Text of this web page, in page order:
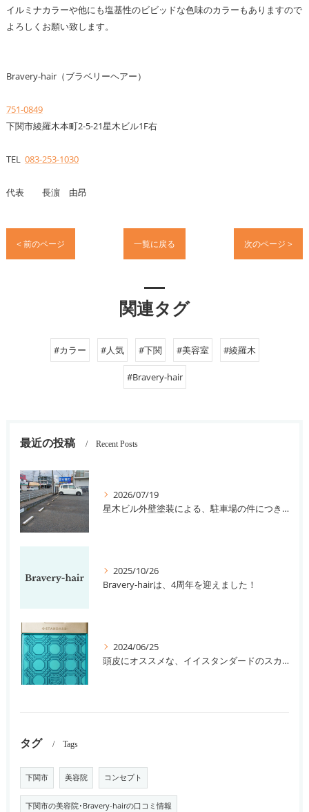
イルミナカラーや他にも塩基性のビビッドな色味のカラーもありますので
よろしくお願い致します。
Bravery-hair（ブラベリーヘアー）
751-0849
下関市綾羅木本町2-5-21星木ビル1F右
TEL 083-253-1030
代表 長濵 由昂
< 前のページ 一覧に戻る 次のページ >
関連タグ
#カラー #人気 #下関 #美容室 #綾羅木
#Bravery-hair
最近の投稿 Recent Posts
2026/07/19
星木ビル外壁塗装による、駐車場の件につきまして。
2025/10/26
Bravery-hairは、4周年を迎えました！
2024/06/25
頭皮にオススメな、イイスタンダードのスカルプ系シャンプー＆トリートメントです！
タグ Tags
下関市 美容院 コンセプト
下関市の美容院･Bravery-hairの口コミ情報